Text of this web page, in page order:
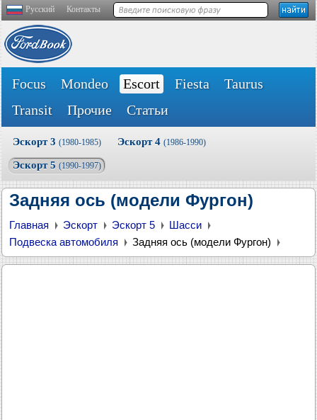
Русский Контакты
Focus Mondeo Escort Fiesta
Taurus
Transit
Прочие Статьи
Эскорт 3 (1980-1985) Эскорт 4 (1986-1990)
Эскорт 5 (1990-1997)
Задняя ось (модели Фургон)
Главная Эскорт Эскорт 5
Шасси
Подвеска автомобиля
Задняя ось (модели Фургон)